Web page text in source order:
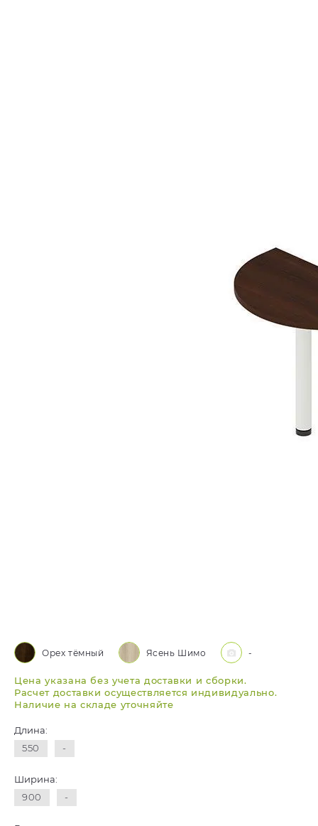
Орех тёмный Ясень Шимо -
Цена указана без учета доставки и сборки.
Расчет доставки осуществляется индивидуально.
Наличие на складе уточняйте
Длина:
550
-
Ширина:
900
-